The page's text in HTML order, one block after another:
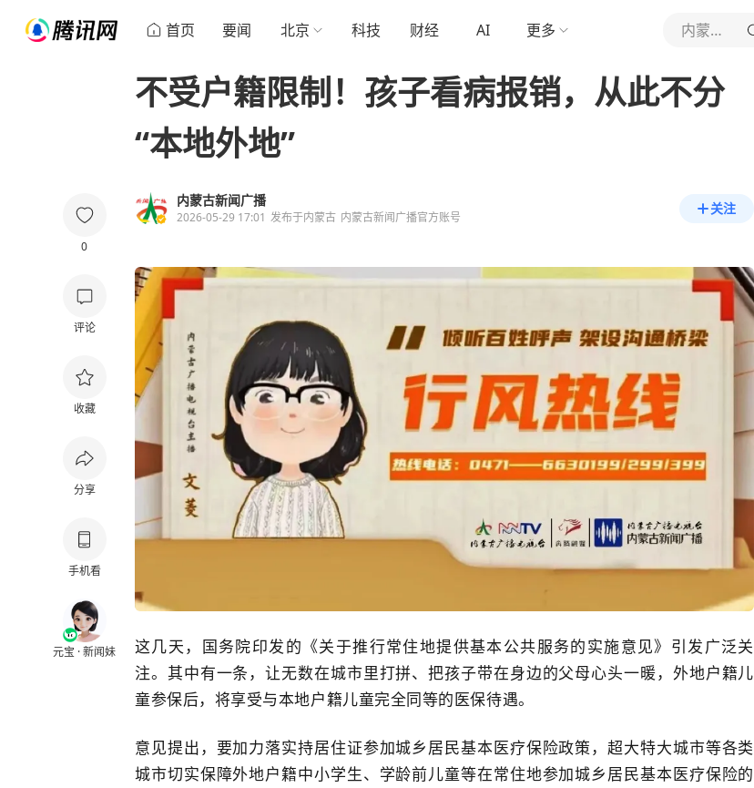
首页 要闻 北京 科技 财经 AI 更多 内蒙古新闻广播
0
评论
收藏
分享
手机看
元宝 · 新闻妹
不受户籍限制！孩子看病报销，从此不分
“本地外地”
内蒙古新闻广播
2026-05-29 17:01 发布于内蒙古 内蒙古新闻广播官方账号
关注
这几天，国务院印发的《关于推行常住地提供基本公共服务的实施意见》引发广泛关
注。其中有一条，让无数在城市里打拼、把孩子带在身边的父母心头一暖， 外地户籍儿
童参保后，将享受与本地户籍儿童完全同等的医保待遇。
意见提出，要加力落实持居住证参加城乡居民基本医疗保险政策，超大特大城市等各类
城市切实保障外地户籍中小学生、学龄前儿童等在常住地参加城乡居民基本医疗保险的